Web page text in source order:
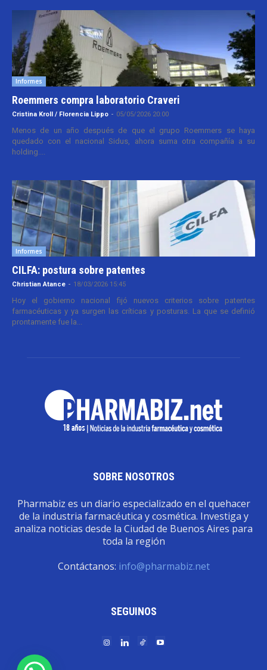
Informes
Roemmers compra laboratorio Craveri
Cristina Kroll / Florencia Lippo - 05/05/2026 20:00
Menos de un año después de que el grupo Roemmers se haya
quedado con el nacional Sidus, ahora suma otra compañía a su
holding....
Informes
CILFA: postura sobre patentes
Christian Atance - 18/03/2026 15:45
Hoy el gobierno nacional fijó nuevos criterios sobre patentes
farmacéuticas y ya surgen las críticas y posturas. La que se definió
prontamente fue la...
SOBRE NOSOTROS
Pharmabiz es un diario especializado en el quehacer
de la industria farmacéutica y cosmética. Investiga y
analiza noticias desde la Ciudad de Buenos Aires para
toda la región
Contáctanos: info@pharmabiz.net
SEGUINOS